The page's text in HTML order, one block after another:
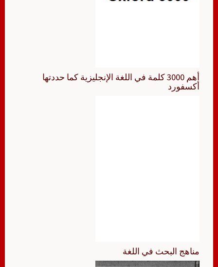
أهم 3000 كلمة في اللغة الإنجليزية كما حددتها
أكسفورد
مناهج البحث في اللغة